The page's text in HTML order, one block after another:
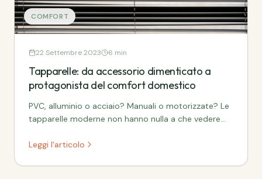
COMFORT
22 Settembre 2023 6 min
Tapparelle: da accessorio dimenticato a
protagonista del comfort domestico
PVC, alluminio o acciaio? Manuali o motorizzate? Le
tapparelle moderne non hanno nulla a che vedere
Leggi l'articolo